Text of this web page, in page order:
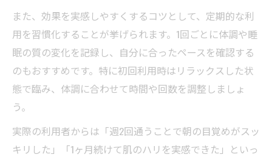
また、効果を実感しやすくするコツとして、定期的な利
用を習慣化することが挙げられます。1回ごとに体調や睡
眠の質の変化を記録し、自分に合ったペースを確認する
のもおすすめです。特に初回利用時はリラックスした状
態で臨み、体調に合わせて時間や回数を調整しましょ
う。
実際の利用者からは「週2回通うことで朝の目覚めがスッ
キリした」「1ヶ月続けて肌のハリを実感できた」といっ